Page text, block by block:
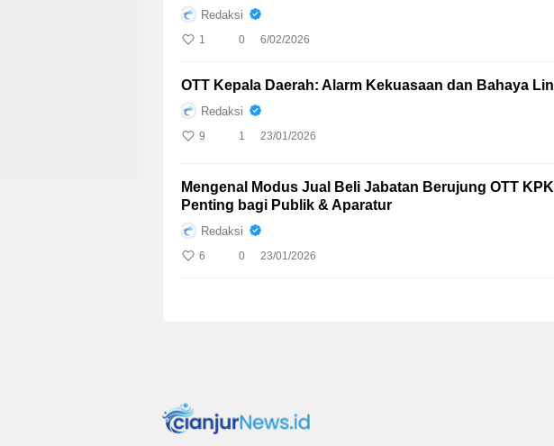
Redaksi
1 0 6/02/2026
OTT Kepala Daerah: Alarm Kekuasaan dan Bahaya
Redaksi
9 1 23/01/2026
Mengenal Modus Jual Beli Jabatan Berujung OTT
Penting bagi Publik & Aparatur
Redaksi
6 0 23/01/2026